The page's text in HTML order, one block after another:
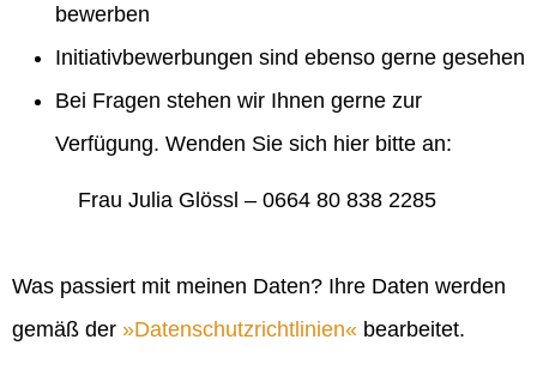
bewerben
Initiativbewerbungen sind ebenso gerne gesehen
Bei Fragen stehen wir Ihnen gerne zur
Verfügung. Wenden Sie sich hier bitte an:
Frau Julia Glössl – 0664 80 838 2285
Was passiert mit meinen Daten? Ihre Daten werden
gemäß der
Datenschutzrichtlinien bearbeitet.